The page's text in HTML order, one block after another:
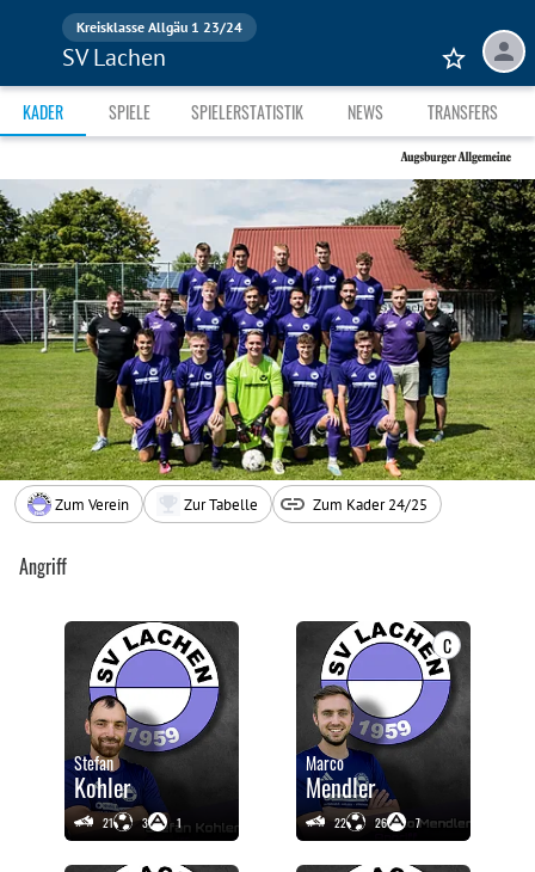
Kreisklasse Allgäu 1 23/24
SV Lachen
KADER SPIELE SPIELERSTATISTIK NEWS TRANSFERS
Zum Verein Zur Tabelle Zum Kader 24/25
Angriff
Stefan
Kohler
21 3 1
C
Marco
Mendler
22 26 7